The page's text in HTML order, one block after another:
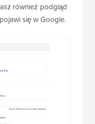
również podgląd
się w Google.